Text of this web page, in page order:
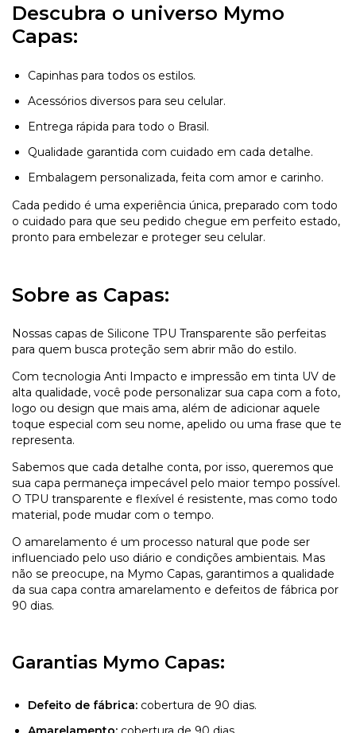
Descubra o universo Mymo
Capas:
Capinhas para todos os estilos.
Acessórios diversos para seu celular.
Entrega rápida para todo o Brasil.
Qualidade garantida com cuidado em cada detalhe.
Embalagem personalizada, feita com amor e carinho.
Cada pedido é uma experiência única, preparado com todo
o cuidado para que seu pedido chegue em perfeito estado,
pronto para embelezar e proteger seu celular.
Sobre as Capas:
Nossas capas de Silicone TPU Transparente são perfeitas
para quem busca proteção sem abrir mão do estilo.
Com tecnologia Anti Impacto e impressão em tinta UV de
alta qualidade, você pode personalizar sua capa com a foto,
logo ou design que mais ama, além de adicionar aquele
toque especial com seu nome, apelido ou uma frase que te
representa.
Sabemos que cada detalhe conta, por isso, queremos que
sua capa permaneça impecável pelo maior tempo possível.
O TPU transparente e flexível é resistente, mas como todo
material, pode mudar com o tempo.
O amarelamento é um processo natural que pode ser
influenciado pelo uso diário e condições ambientais. Mas
não se preocupe, na Mymo Capas, garantimos a qualidade
da sua capa contra amarelamento e defeitos de fábrica por
90 dias.
Garantias Mymo Capas:
Defeito de fábrica: cobertura de 90 dias.